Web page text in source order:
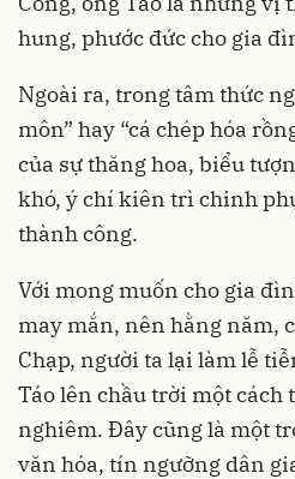
hung, phước đức cho gia
Ngoài ra, trong tâm thức
môn” hay “cá chép hóa
của sự thăng hoa, biểu
khó, ý chí kiên trì chinh
thành công.
Với mong muốn cho gia
may mắn, nên hằng năm,
Chạp, người ta lại làm lễ
Táo lên chầu trời một
nghiêm. Đây cũng là một
văn hóa, tín ngưỡng dân